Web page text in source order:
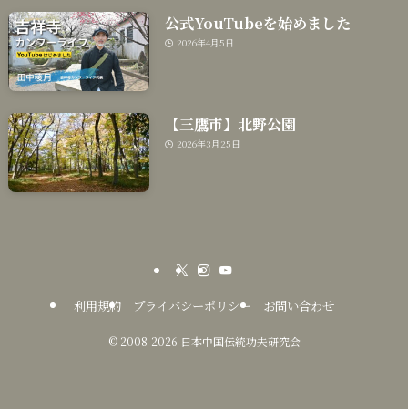
公式YouTubeを始めました
2026年4月5日
【三鷹市】北野公園
2026年3月25日
利用規約 プライバシーポリシー お問い合わせ
©2008-2026 日本中国伝統功夫研究会